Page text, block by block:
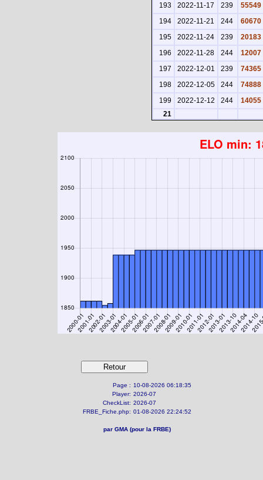
193
2022-11-17 239
55549
194
2022-11-21 244
60670
195
2022-11-24 239
20183
196
2022-11-28 244
12007
197
2022-12-01 239
74365
198
2022-12-05 244
74888
199
2022-12-12 244
14055
21
Page : 10-08-2026 06:18:35
Player: 2026-07
CheckList: 2026-07
FRBE_Fiche.php: 01-08-2026 22:24:52
par GMA (pour la FRBE)